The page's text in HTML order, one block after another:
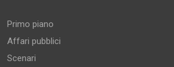
Primo piano
Affari pubblici
Scenari